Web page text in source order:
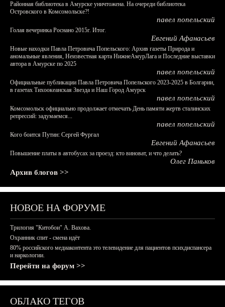
Районная библиотека в Амурске уничтожена. На очереди библиотека
Островского в Комсомольске?!
павел попельский
Голая вечеринка Роснано 2015г. Итог.
Евгений Афанасьев
Новые находки Павла Петровича Попельского: Архив газеты Природа и
аномальные явления, Неизвестная карта НижнеАмурЛага и Последние выставки
автора в Амурске по 2025
павел попельский
Официальные публикации Павла Петровича Попельского 2023-2025 в Болгарии,
в газетах Тихоокеанская Звезда и Наш Город Амурск
павел попельский
Комсомольск официально продолжает отмечать День памяти жертв сталинских
репрессий: задумаемся...
павел попельский
Кого боится Путин: Сергей Фургал
Евгений Афанасьев
Повышение платы в автобусах за проезд: кто виноват, и что делать?
Олег Паньков
Архив блогов >>
НОВОЕ НА ФОРУМЕ
Трилогия "Китобои" А. Вахова.
Охранник спит - смена идёт
80% российского медиаконтента это телевидение для пациентов психдиспансера
и наркологии.
Перейти на форум >>
ОБЛАКО ТЕГОВ